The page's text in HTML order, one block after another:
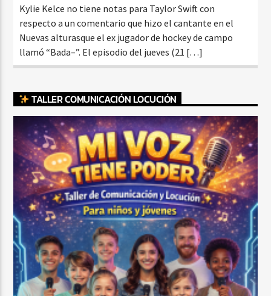
Kylie Kelce no tiene notas para Taylor Swift con
respecto a un comentario que hizo el cantante en el
Nuevas alturasque el ex jugador de hockey de campo
llamó “Bada–”. El episodio del jueves (21 […]
TALLER COMUNICACIÓN LOCUCIÓN